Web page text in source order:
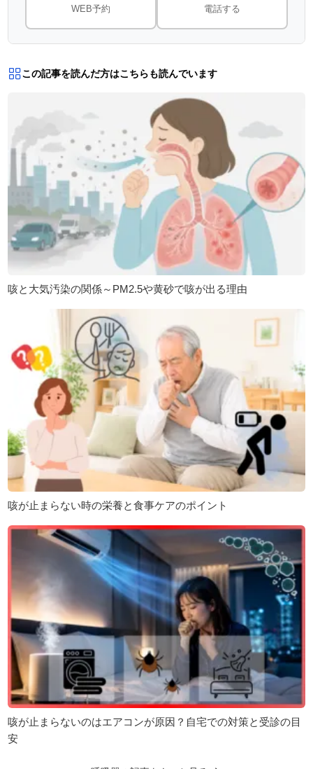
WEB予約 電話する
この記事を読んだ方はこちらも読んでいます
咳と大気汚染の関係～PM2.5や黄砂で咳が出る理由
咳が止まらない時の栄養と食事ケアのポイント
咳が止まらないのはエアコンが原因？自宅での対策と受診の目
安